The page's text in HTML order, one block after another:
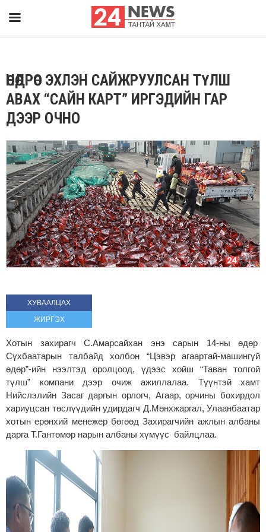
ӨНӨӨДРӨӨС ЭХЛЭН САЙЖРУУЛСАН ТҮЛШ
АВАХ “САЙН КАРТ” ИРГЭДИЙН ГАР
ДЭЭР ОЧНО
ХУВААЛЦАХ
ЖИРГЭХ
Хотын захирагч С.Амарсайхан энэ сарын 14-ны өдөр
Сүхбаатарын талбайд холбон “Цэвэр агаартай-машингүй
өдөр”-ийн нээлтэд оролцоод, үдээс хойш “Таван толгой
түлш” компани дээр очиж ажиллалаа. Түүнтэй хамт
Нийслэлийн Засаг даргын орлогч, Агаар, орчины бохирдол
хариуцсан төслүүдийн удирдагч Д.Мөнхжаргал, Улаанбаатар
хотын ерөнхий менежер бөгөөд Захирагчийн ажлын албаны
дарга Т.Гантөмөр нарын албаны хүмүүс байлцлаа.